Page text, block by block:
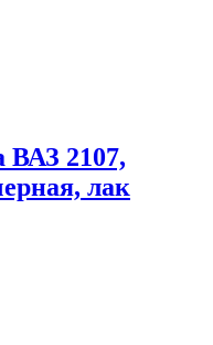
ВАЗ 2107,
лак